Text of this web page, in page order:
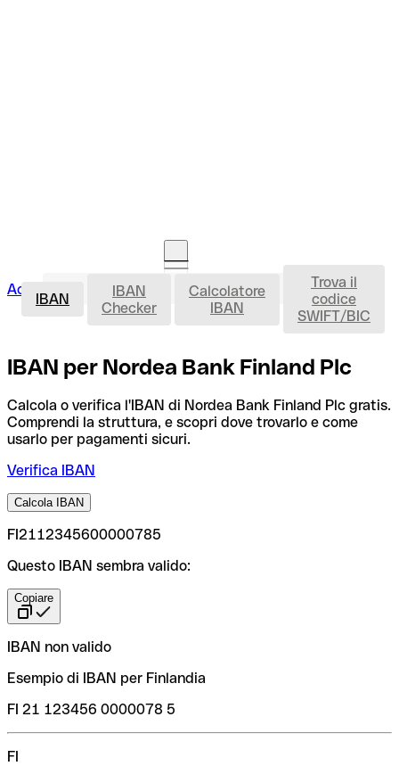
Accedi Avvia la procedura IBAN
IBAN
IBAN
Checker
Calcolatore
IBAN
Trova il
codice
SWIFT/BIC
IBAN per Nordea Bank Finland Plc
Calcola o verifica l'IBAN di Nordea Bank Finland Plc gratis.
Comprendi la struttura, e scopri dove trovarlo e come
usarlo per pagamenti sicuri.
Verifica IBAN
Calcola IBAN
FI2112345600000785
Questo IBAN sembra valido:
Copiare
IBAN non valido
Esempio di IBAN per Finlandia
FI 21 123456 0000078 5
FI